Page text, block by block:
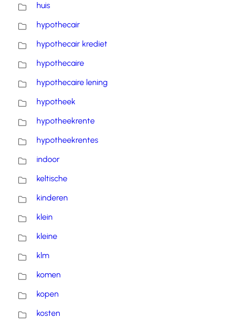
huis
hypothecair
hypothecair krediet
hypothecaire
hypothecaire lening
hypotheek
hypotheekrente
hypotheekrentes
indoor
keltische
kinderen
klein
kleine
klm
komen
kopen
kosten